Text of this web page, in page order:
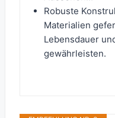
Robuste
Materialien
Lebensdauer
gewährleisten.